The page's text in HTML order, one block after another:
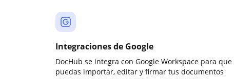
Integraciones de Google
DocHub se integra con Google Workspace para que
puedas importar, editar y firmar tus documentos